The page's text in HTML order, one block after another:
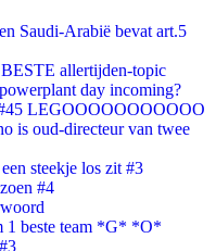
Saudi-Arabië bevat art.5
allertijden-topic
day incoming?
LEGOOOOOOOOOOO
is oud-directeur van twee
steekje los zit #3
#4
1 beste team *G* *O*